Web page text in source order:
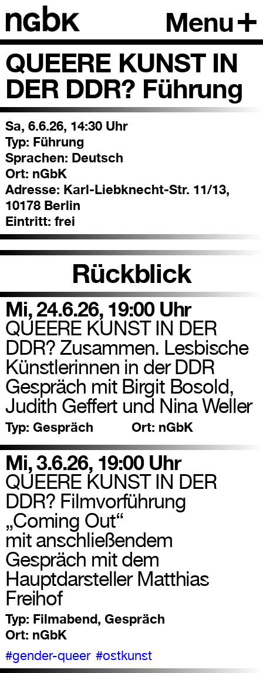
Menu
QUEERE KUNST IN
DER DDR? Führung
Sa, 6.6.26, 14:30 Uhr
Typ: Führung
Sprachen: Deutsch
Ort: nGbK
Adresse: Karl-Liebknecht-Str. 11/13,
10178 Berlin
Eintritt: frei
Rückblick
Mi, 24.6.26, 19:00 Uhr
QUEERE KUNST IN DER
DDR? Zusammen. Lesbische
Künstlerinnen in der DDR
Gespräch mit Birgit Bosold,
Judith Geffert und Nina Weller
Typ: Gespräch Ort: nGbK
Mi, 3.6.26, 19:00 Uhr
QUEERE KUNST IN DER
DDR? Filmvorführung
„Coming Out“
mit anschließendem
Gespräch mit dem
Hauptdarsteller Matthias
Freihof
Typ: Filmabend, Gespräch
Ort: nGbK
#gender-queer #ostkunst